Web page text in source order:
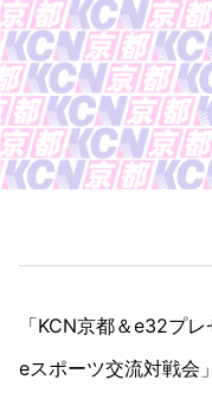
「KCN京都＆e32プ
eスポーツ交流対戦会